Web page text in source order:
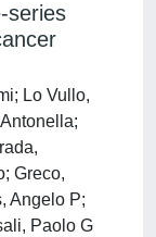
series
Lo Vullo,
Greco,
Angelo P;
Paolo G